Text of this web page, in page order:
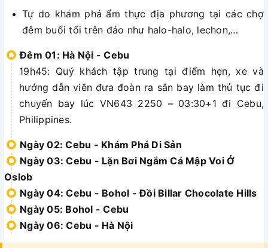
Tự do khám phá ẩm thực địa phương tại các chợ
đêm buổi tối trên đảo như halo-halo, lechon,…
Đêm 01: Hà Nội - Cebu
19h45: Quý khách tập trung tại điểm hẹn, xe và
hướng dẫn viên đưa đoàn ra sân bay làm thủ tục đi
chuyến bay lúc VN643 2250 – 03:30+1 đi Cebu,
Philippines.
Ngày 02: Cebu - Khám Phá Di Sản
Ngày 03: Cebu - Lặn Bơi Ngắm Cá Mập Voi Ở
Oslob
Ngày 04: Cebu - Bohol - Đồi Billar Chocolate Hills
Ngày 05: Bohol - Cebu
Ngày 06: Cebu - Hà Nội